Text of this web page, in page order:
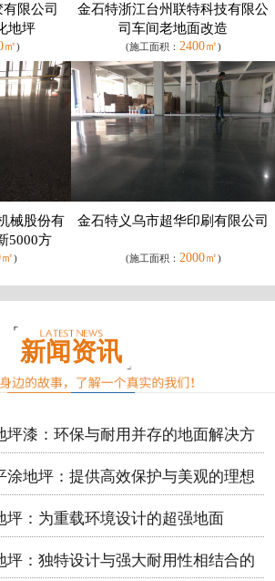
限公司
地坪
㎡)
金石特浙江台州联特科技有限公
司车间老地面改造
(施工面积： 2400㎡)
械股份有
5000方
)
金石特义乌市超华印刷有限公司
(施工面积： 2000㎡)
新闻资讯
坪漆：环保与耐用并存的地面解决方
涂地坪：提供高效保护与美观的理想
坪：为重载环境设计的超强地面
坪：独特设计与强大耐用性相结合的